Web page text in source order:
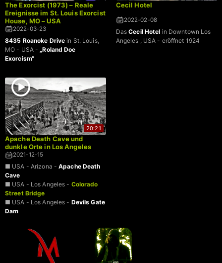
The Exorcist (1973) – Reale
Ereignisse im St. Louis Exorcist
House, MO – USA
2022-03-23
8435 Roanoke Drive in St. Louis,
MO - USA - „Roland Doe
Exorcism“
Cecil Hotel
2022-02-08
DasCecil Hotel in Downtown Los
Angeles , USA - eröffnet 1924
20:21
Apache Death Cave und
dunkle Orte in Los Angeles
2021-12-15
■ USA - Arizona -Apache Death
Cave
■ USA - Los Angeles - Colorado
Street Bridge
■ USA - Los Angeles - Devils Gate
Dam